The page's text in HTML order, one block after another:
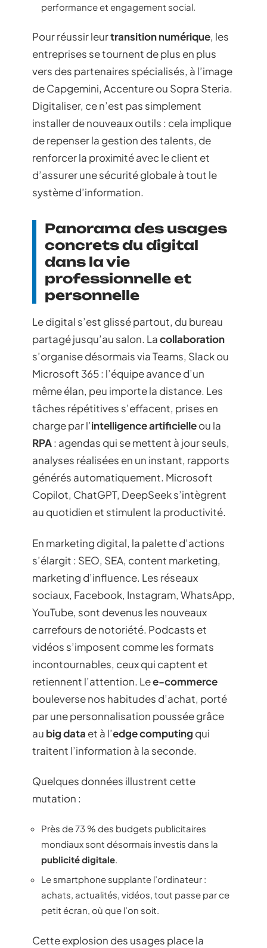
performance et engagement social.
Pour réussir leurtransition numérique, les
entreprises se tournent de plus en plus
vers des partenaires spécialisés, à l’image
de Capgemini, Accenture ou Sopra Steria.
Digitaliser, ce n’est pas simplement
installer de nouveaux outils : cela implique
de repenser la gestion des talents, de
renforcer la proximité avec le client et
d’assurer une sécurité globale à tout le
système d’information.
Panorama des usages
concrets du digital
dans la vie
professionnelle et
personnelle
Le digital s’est glissé partout, du bureau
partagé jusqu’au salon. Lacollaboration
s’organise désormais via Teams, Slack ou
Microsoft 365 : l’équipe avance d’un
même élan, peu importe la distance. Les
tâches répétitives s’effacent, prises en
charge par l’intelligence artificielleou la
RPA: agendas qui se mettent à jour seuls,
analyses réalisées en un instant, rapports
générés automatiquement. Microsoft
Copilot, ChatGPT, DeepSeek s’intègrent
au quotidien et stimulent la productivité.
En marketing digital, la palette d’actions
s’élargit : SEO, SEA, content marketing,
marketing d’influence. Les réseaux
sociaux, Facebook, Instagram, WhatsApp,
YouTube, sont devenus les nouveaux
carrefours de notoriété. Podcasts et
vidéos s’imposent comme les formats
incontournables, ceux qui captent et
retiennent l’attention. Lee-commerce
bouleverse nos habitudes d’achat, porté
par une personnalisation poussée grâce
au big data et à l’edge computing qui
traitent l’information à la seconde.
Quelques données illustrent cette
mutation :
Près de 73 % des budgets publicitaires
mondiaux sont désormais investis dans la
publicité digitale
Le smartphone supplante l’ordinateur :
achats, actualités, vidéos, tout passe par ce
petit écran, où que l’on soit.
Cette explosion des usages place la